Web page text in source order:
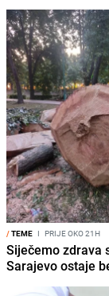
/TEME I PRIJE OKO 21H
Siječemo zdrava
Sarajevo ostaje